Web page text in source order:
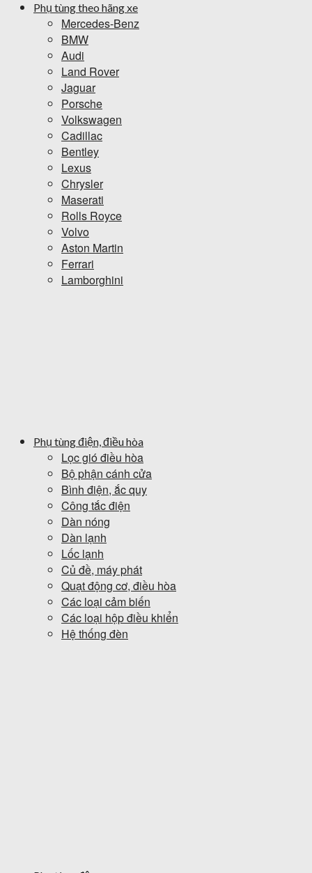
Phụ tùng theo hãng xe
Mercedes-Benz
BMW
Audi
Land Rover
Jaguar
Porsche
Volkswagen
Cadillac
Bentley
Lexus
Chrysler
Maserati
Rolls Royce
Volvo
Aston Martin
Ferrari
Lamborghini
Phụ tùng điện, điều hòa
Lọc gió điều hòa
Bộ phận cánh cửa
Bình điện, ắc quy
Công tắc điện
Dàn nóng
Dàn lạnh
Lốc lạnh
Củ đề, máy phát
Quạt động cơ, điều hòa
Các loại cảm biến
Các loại hộp điều khiển
Hệ thống đèn